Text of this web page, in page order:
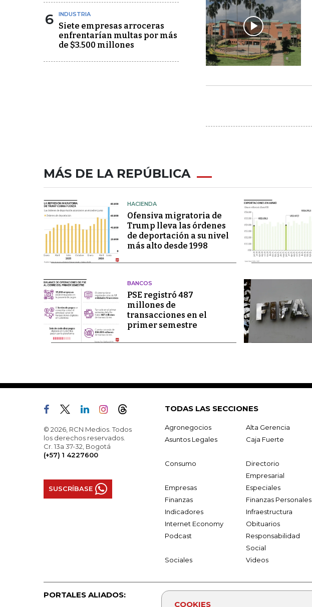
COOKIES
6 INDUSTRIA
Siete empresas arroceras
enfrentarían multas por más
de $3.500 millones
MÁS DE LA REPÚBLICA
HACIENDA
Ofensiva migratoria de
Trump lleva las órdenes
de deportación a su nivel
más alto desde 1998
BANCOS
PSE registró 487
millones de
transacciones en el
primer semestre
© 2026, RCN Medios. Todos
los derechos reservados.
Cr. 13a 37-32, Bogotá
(+57) 1 4227600
SUSCRÍBASE
TODAS LAS SECCIONES
Agronegocios Alta Gerencia
Asuntos Legales
Caja Fuerte
Consumo
Directorio
Empresarial
Empresas Especiales
Finanzas
Finanzas Personales
Indicadores
Infraestructura
Internet Economy
Obituarios
Podcast
Responsabilidad
Social
Sociales Videos
PORTALES ALIADOS: